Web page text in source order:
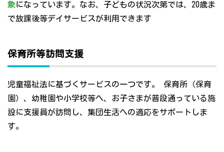
象になっています。なお、子どもの状況次第では、20歳ま
で放課後等デイサービスが利用できます
保育所等訪問支援
児童福祉法に基づくサービスの一つです。 保育所（保育
園）、幼稚園や小学校等へ、お子さまが普段通っている施
設に支援員が訪問し、集団生活への適応をサポートしま
す。